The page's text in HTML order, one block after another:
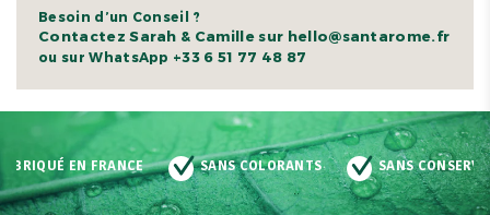
Besoin d’un Conseil ?
Contactez Sarah & Camille sur hello@santarome.fr
ou sur WhatsApp +33 6 51 77 48 87
SANS COLORANTS SANS CONSERVATEURS